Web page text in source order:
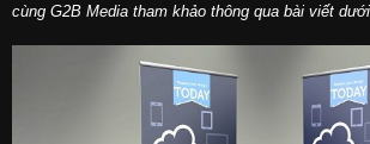
cùng G2B Media tham khảo thông qua bài viết dưới